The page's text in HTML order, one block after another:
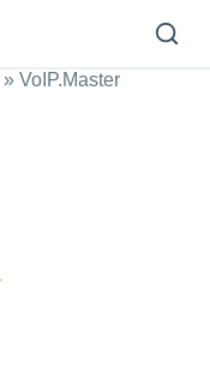
» VoIP.Master